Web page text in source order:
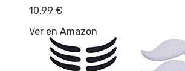
10,99 €
Ver en Amazon